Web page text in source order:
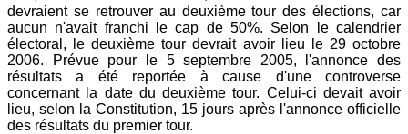
devraient se retrouver au deuxième tour des élections, car
aucun n'avait franchi le cap de 50%. Selon le calendrier
électoral, le deuxième tour devrait avoir lieu le 29 octobre
2006. Prévue pour le 5 septembre 2005, l'annonce des
résultats a été reportée à cause d'une controverse
concernant la date du deuxième tour. Celui-ci devait avoir
lieu, selon la Constitution, 15 jours après l'annonce officielle
des résultats du premier tour.